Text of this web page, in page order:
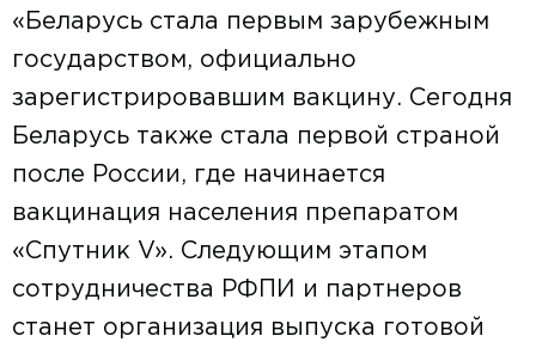
«Беларусь стала первым зарубежным
государством, официально
зарегистрировавшим вакцину. Сегодня
Беларусь также стала первой страной
после России, где начинается
вакцинация населения препаратом
«Спутник V». Следующим этапом
сотрудничества РФПИ и партнеров
станет организация выпуска готовой